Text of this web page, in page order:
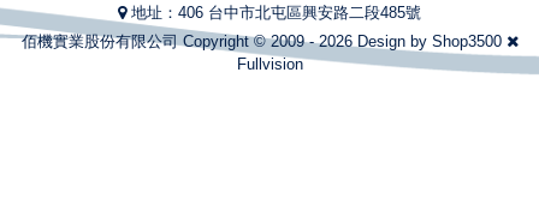
地址：406 台中市北屯區興安路二段485號
佰機實業股份有限公司 Copyright © 2009 - 2026 Design by Shop3500
Fullvision